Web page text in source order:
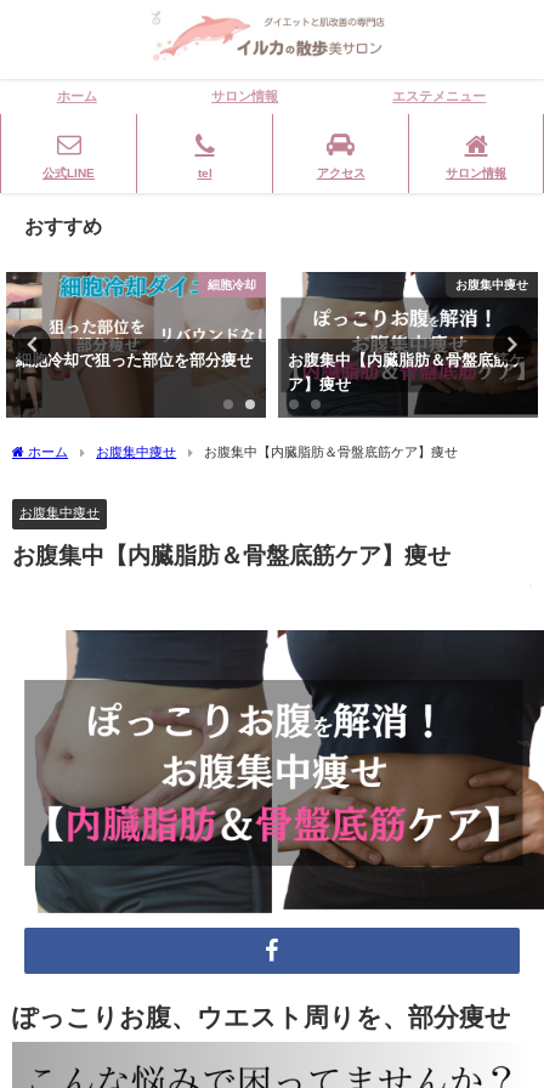
ホーム サロン情報 エステメニュー
公式LINE tel アクセス サロン情報
おすすめ
細胞冷却
細胞冷却で狙った部位を部分痩せ
お腹集中痩せ
お腹集中【内臓脂肪＆骨盤底筋ケ
ア】痩せ
ホーム お腹集中痩せ お腹集中【内臓脂肪＆骨盤底筋ケア】痩せ
お腹集中痩せ
お腹集中【内臓脂肪＆骨盤底筋ケア】痩せ
ぽっこりお腹、ウエスト周りを、部分痩せ